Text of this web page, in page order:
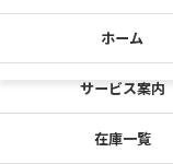
ホーム
サービス案内
在庫一覧